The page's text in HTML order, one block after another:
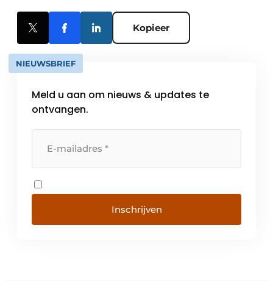
Kopieer
NIEUWSBRIEF
Meld u aan om nieuws & updates te
ontvangen.
Inschrijven